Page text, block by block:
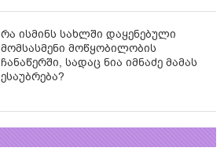
რა ისმინს სახლში დაყენებული
მომსასმენი მოწყობილობის
ჩანაწერში, სადაც ნია იმნაძე მამას
ესაუბრება?